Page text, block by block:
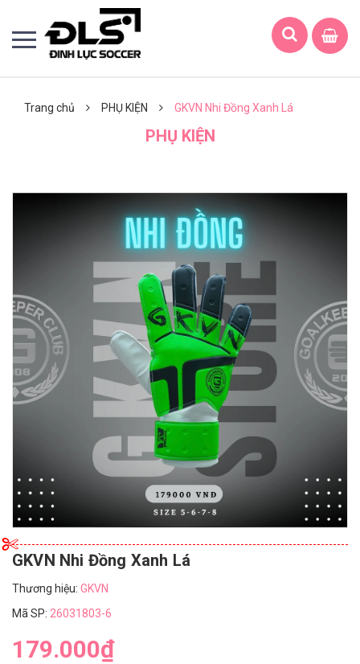
Trang chủ PHỤ KIỆN GKVN Nhi Đồng Xanh Lá
PHỤ KIỆN
GKVN Nhi Đồng Xanh Lá
Thương hiệu: GKVN
Mã SP: 26031803-6
179.000₫